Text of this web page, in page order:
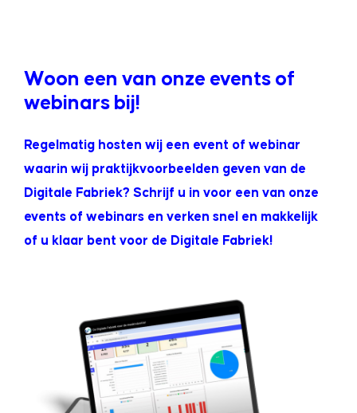
Woon een van onze events of
webinars bij!
Regelmatig hosten wij een event of webinar
waarin wij praktijkvoorbeelden geven van de
Digitale Fabriek? Schrijf u in voor een van onze
events of webinars en verken snel en makkelijk
of u klaar bent voor de Digitale Fabriek!